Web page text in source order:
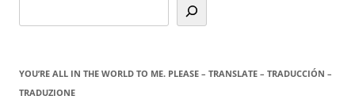
YOU’RE ALL IN THE WORLD TO ME. PLEASE – TRANSLATE – TRADUCCIÓN –
TRADUZIONE